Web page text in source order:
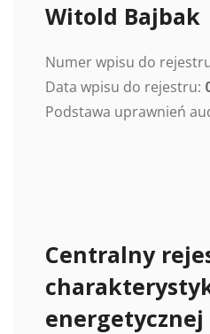
Witold Bajbak
Numer wpisu do
Data wpisu do rejestru:
Podstawa uprawnień
Centralny